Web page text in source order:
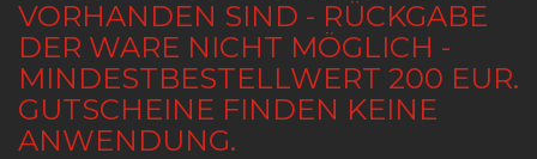
VORHANDEN SIND - RÜCKGABE
DER WARE NICHT MÖGLICH -
MINDESTBESTELLWERT 200 EUR.
GUTSCHEINE FINDEN KEINE
ANWENDUNG.